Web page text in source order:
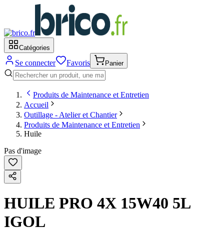
Catégories
Se connecter Favoris Panier
Produits de Maintenance et Entretien
Accueil
Outillage - Atelier et Chantier
Produits de Maintenance et Entretien
Huile
Pas d'image
HUILE PRO 4X 15W40 5L
IGOL